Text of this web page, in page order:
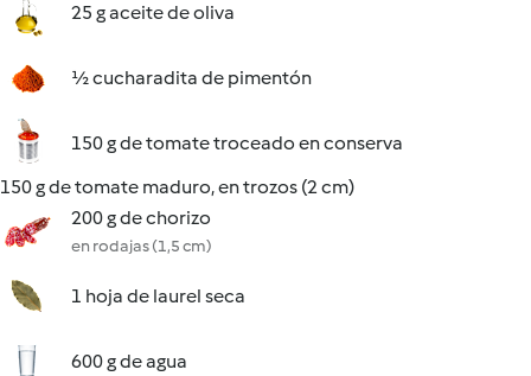
25 g aceite de oliva
½ cucharadita de pimentón
150 g de tomate troceado en conserva
150 g de tomate maduro, en trozos (2 cm)
200 g de chorizo
en rodajas (1,5 cm)
1 hoja de laurel seca
600 g de agua